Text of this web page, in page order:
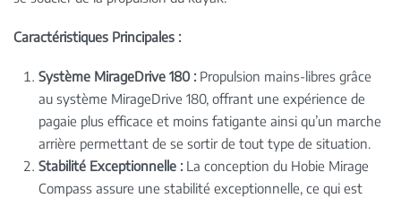
Caractéristiques Principales :
Système MirageDrive 180 : Propulsion mains-libres grâce
au système MirageDrive 180, offrant une expérience de
pagaie plus efficace et moins fatigante ainsi qu’un marche
arrière permettant de se sortir de tout type de situation.
Stabilité Exceptionnelle : La conception du Hobie Mirage
Compass assure une stabilité exceptionnelle, ce qui est